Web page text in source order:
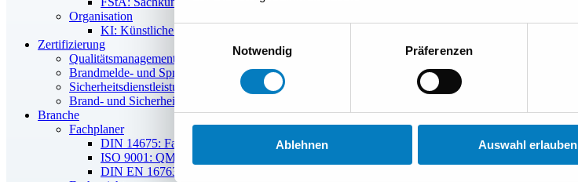
Notwendig
Präferenzen
Ablehnen Auswahl erlauben
Organisation
KI: Künstliche Intelligenz – Anwendungen in der Praxis
Zertifizierung
Qualitätsmanagement
Brandmelde- und Sprachalarmanlagen
Sicherheitsdienstleistungen
Brand- und Sicherheitsanlagen
Branche
Fachplaner
DIN 14675: Fachplaner für Brandmeldeanlagen BMA+SAA
ISO 9001: QM-Systeme für Planungs- und Ingenieurbüros
DIN EN 16763: Brandsicherheitsanlagen und Sicherheitsanlagen